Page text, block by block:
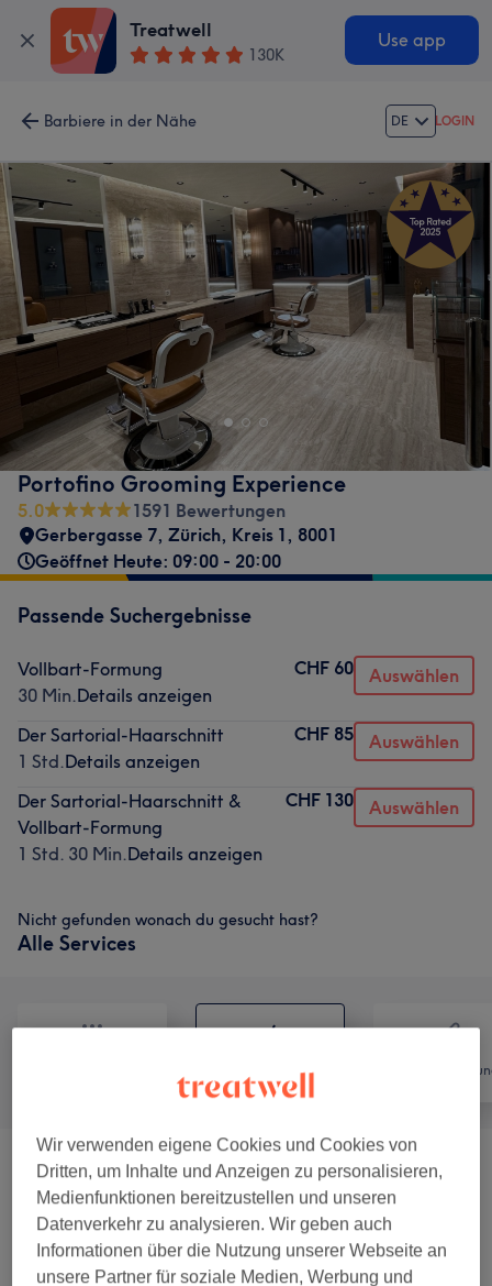
Treatwell
130K
Use app
Barbiere in der Nähe DE LOGIN
Portofino Grooming Experience
5.0
1591 Bewertungen
Gerbergasse 7, Zürich, Kreis 1, 8001
Geöffnet Heute: 09:00 - 20:00
Passende Suchergebnisse
Vollbart-Formung
30 Min.Details anzeigen
CHF 60 Auswählen
Der Sartorial-Haarschnitt
1 Std.Details anzeigen
CHF 85 Auswählen
Der Sartorial-Haarschnitt &
Vollbart-Formung
1 Std. 30 Min.Details anzeigen
CHF 130 Auswählen
Nicht gefunden wonach du gesucht hast?
Alle Services
Herren - Haarschnitte & Stylings ( 6) ab CHF 60
Herren - Farbe & Grauhaarkaschierung ( 2) CHF 69
Wir verwenden eigene Cookies und Cookies von
Dritten, um Inhalte und Anzeigen zu personalisieren,
Medienfunktionen bereitzustellen und unseren
Datenverkehr zu analysieren. Wir geben auch
Informationen über die Nutzung unserer Webseite an
unsere Partner für soziale Medien, Werbung und